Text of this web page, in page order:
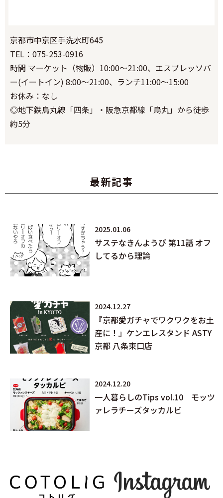
京都市中京区手洗水町645
TEL：075-253-0916
時間 マーケット（物販）10:00～21:00、エスプレッソバ
ー(イートイン) 8:00～21:00、ランチ11:00～15:00
お休み：なし
◎地下鉄烏丸線「四条」・阪急京都線「烏丸」から徒歩
約5分
最新記事
2025.01.06
サステなきんようび 第11話 オフ
してるから理論
2024.12.27
『京都愛ガチャでワクワクをお土
産に！』ケンエレスタンド ASTY
京都 八条東口店
2024.12.20
一人暮らしのTips vol.10 モッツ
ァレラチーズタッカルビ